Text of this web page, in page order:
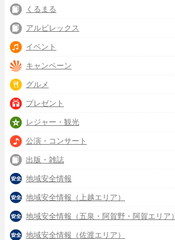
くるまる
アルビレックス
イベント
キャンペーン
グルメ
プレゼント
レジャー・観光
公演・コンサート
出版・雑誌
地域安全情報
地域安全情報（上越エリア）
地域安全情報（五泉・阿賀野・阿賀エリア）
地域安全情報（佐渡エリア）